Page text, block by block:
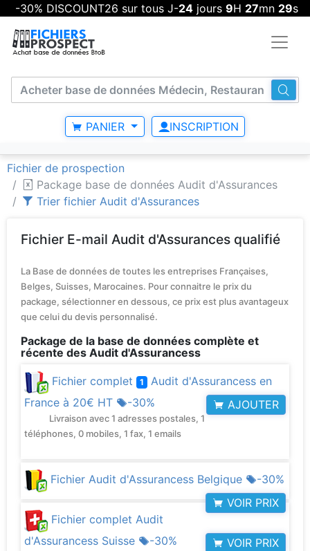
-30% DISCOUNT26 sur tous J-24 jours 9H 27mn 28s
PANIER INSCRIPTION
Fichier de prospection
Package base de données Audit d'Assurances
Trier fichier Audit d'Assurances
Fichier E-mail Audit d'Assurances qualifié
La Base de données de toutes les entreprises Françaises,
Belges, Suisses, Marocaines. Pour connaitre le prix du
package, sélectionner en dessous, ce prix est plus avantageux
que celui du devis personnalisé.
Package de la base de données complète et
récente des Audit d'Assurancess
Fichier complet 1 Audit d'Assurancess en
France à 20€ HT -30% AJOUTER
Livraison avec 1 adresses postales, 1
téléphones, 0 mobiles, 1 fax, 1 emails
Fichier Audit d'Assurancess Belgique
-30%
VOIR PRIX
Fichier complet Audit
d'Assurancess Suisse
-30% VOIR PRIX